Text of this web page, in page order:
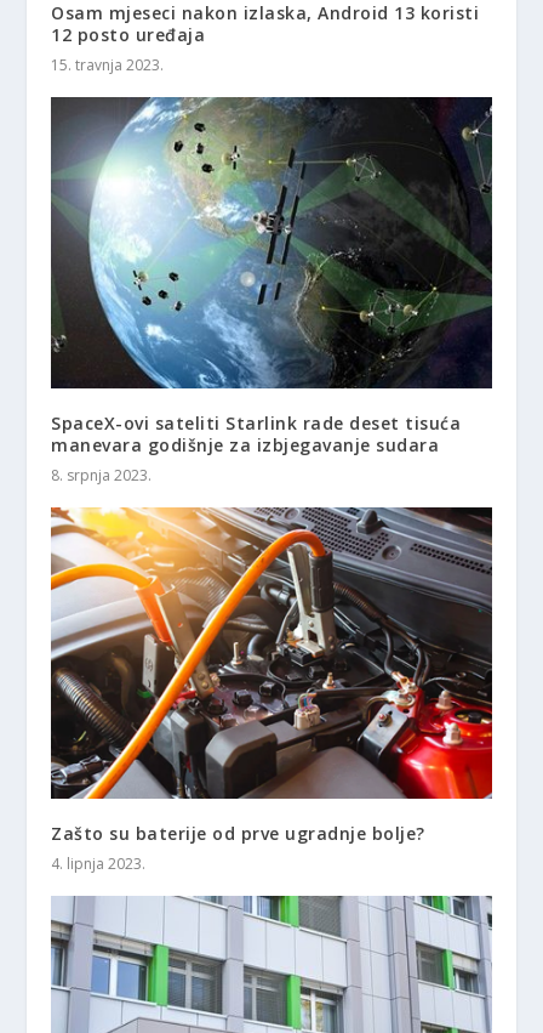
Osam mjeseci nakon izlaska, Android 13 koristi
12 posto uređaja
15. travnja 2023.
SpaceX-ovi sateliti Starlink rade deset tisuća
manevara godišnje za izbjegavanje sudara
8. srpnja 2023.
Zašto su baterije od prve ugradnje bolje?
4. lipnja 2023.